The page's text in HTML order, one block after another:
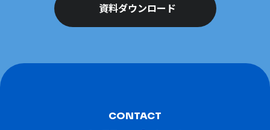
資料ダウンロード
CONTACT